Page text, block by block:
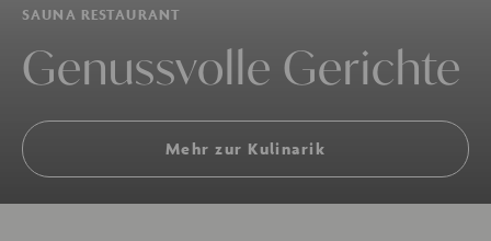
SAUNA RESTAURANT
Genussvolle Gerichte
Mehr zur Kulinarik